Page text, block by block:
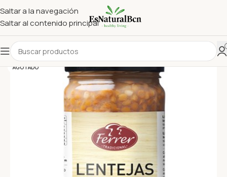
Saltar a la navegación
Saltar al contenido principal
AGOTADO